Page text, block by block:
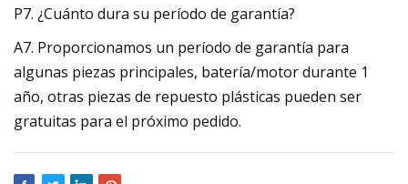
P7. ¿Cuánto dura su período de garantía?
A7. Proporcionamos un período de garantía para
algunas piezas principales, batería/motor durante 1
año, otras piezas de repuesto plásticas pueden ser
gratuitas para el próximo pedido.